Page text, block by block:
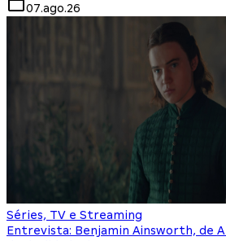
07.ago.26
Séries, TV e Streaming
Entrevista: Benjamin Ainsworth, de A